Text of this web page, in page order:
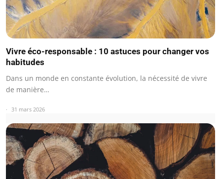
Vivre éco-responsable : 10 astuces pour changer vos
habitudes
Dans un monde en constante évolution, la nécessité de vivre
de manière…
31 mars 2026